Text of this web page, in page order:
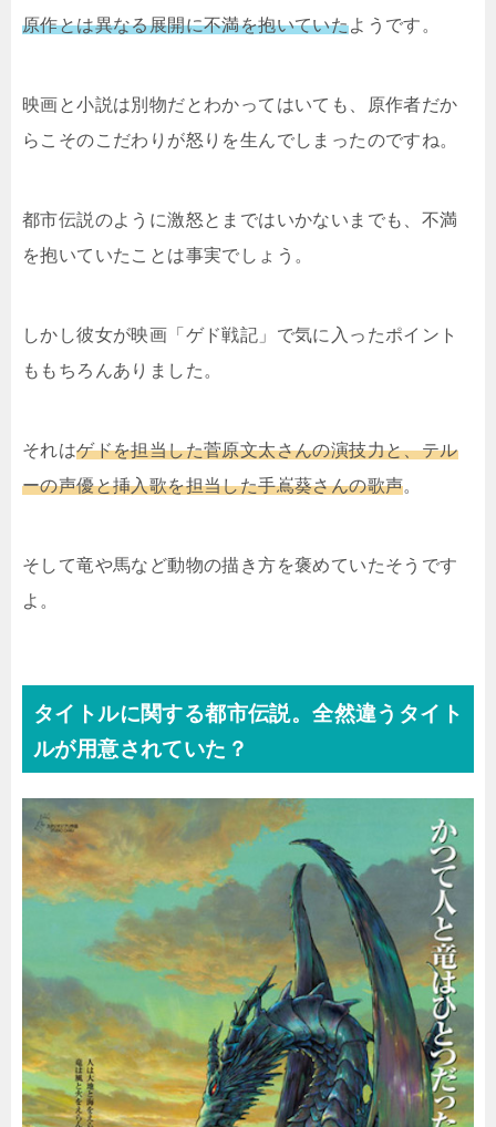
原作とは異なる展開に不満を抱いていたようです。
映画と小説は別物だとわかってはいても、原作者だか
らこそのこだわりが怒りを生んでしまったのですね。
都市伝説のように激怒とまではいかないまでも、不満
を抱いていたことは事実でしょう。
しかし彼女が映画「ゲド戦記」で気に入ったポイント
ももちろんありました。
それはゲドを担当した菅原文太さんの演技力と、テル
ーの声優と挿入歌を担当した手嶌葵さんの歌声。
そして竜や馬など動物の描き方を褒めていたそうです
よ。
タイトルに関する都市伝説。全然違うタイト
ルが用意されていた？